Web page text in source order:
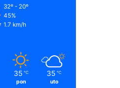
32º - 20º
45%
1.7 km/h
35 ℃
pon
35 ℃
uto